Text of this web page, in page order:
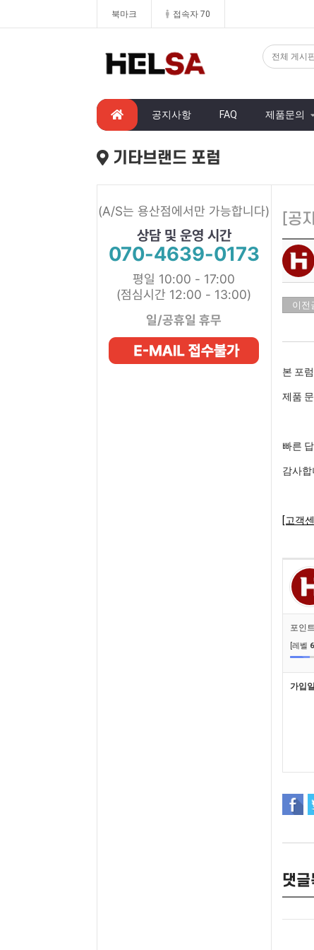
북마크 접속자 70
공지사항 FAQ 제품문의
기타브랜드 포럼
(A/S는 용산점에서만 가능합니다)
상담 및 운영 시간
070-4639-0173
평일 10:00 - 17:00
(점심시간 12:00 - 13:00)
일/공휴일 휴무
[공
이전
본 포
제품
빠른
감사합
[고객
포인트
[레벨
가입일
댓